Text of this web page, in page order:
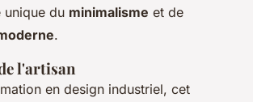
unique du minimalisme et de
.
l'artisan
en design industriel, cet